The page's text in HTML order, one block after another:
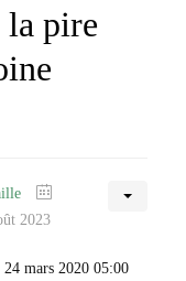
la pire
2023
mars 2020 05:00